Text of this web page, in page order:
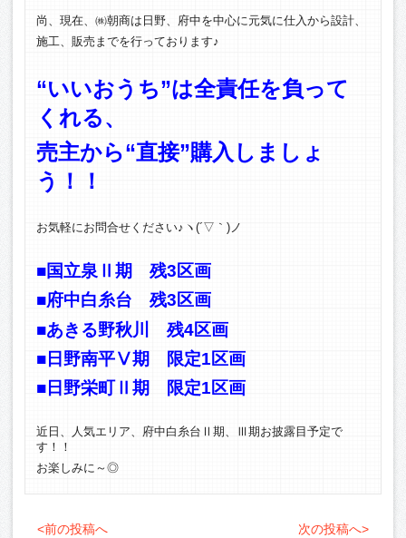
尚、現在、㈱朝商は日野、府中を中心に元気に仕入から設計、
施工、販売までを行っております♪
“いいおうち”は全責任を負って
くれる、
売主から“直接”購入しましょ
う！！
お気軽にお問合せください♪ヽ(´▽｀)ノ
■国立泉Ⅱ期 残3区画
■府中白糸台 残3区画
■あきる野秋川 残4区画
■日野南平Ⅴ期 限定1区画
■日野栄町Ⅱ期 限定1区画
近日、人気エリア、府中白糸台Ⅱ期、Ⅲ期お披露目予定で
す！！
お楽しみに～◎
<前の投稿へ 次の投稿へ>